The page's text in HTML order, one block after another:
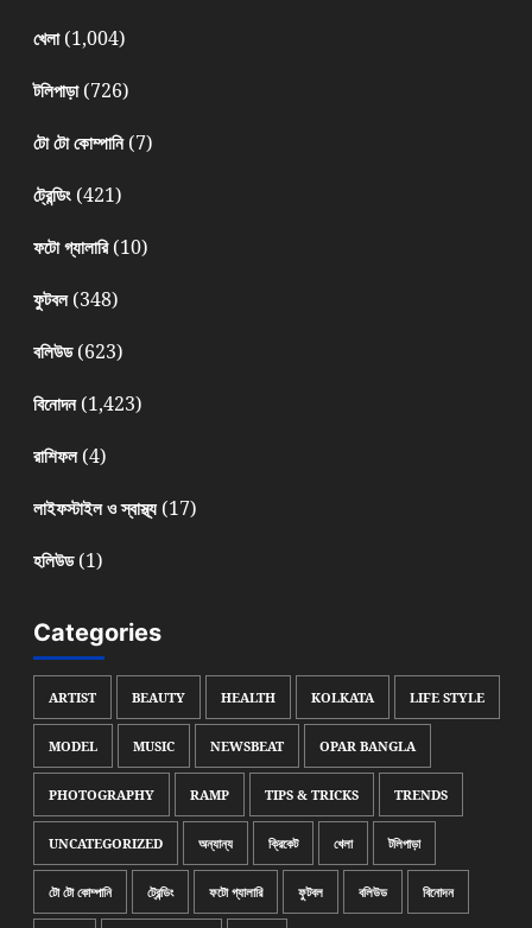
খেলা(1,004)
টলিপাড়া(726)
টো টো কোম্পানি(7)
ট্রেন্ডিং(421)
ফটো গ্যালারি(10)
ফুটবল(348)
বলিউড(623)
বিনোদন(1,423)
রাশিফল(4)
লাইফস্টাইল ও স্বাস্থ্য(17)
হলিউড(1)
Categories
ARTIST BEAUTY HEALTH KOLKATA LIFE STYLE
MODEL MUSIC NEWSBEAT OPAR BANGLA
PHOTOGRAPHY RAMP TIPS & TRICKS TRENDS
UNCATEGORIZED অন্যান্য ক্রিকেট খেলা টলিপাড়া
টো টো কোম্পানি ট্রেন্ডিং ফটো গ্যালারি ফুটবল বলিউড বিনোদন